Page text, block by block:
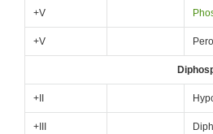
+V
+V
+II
+III